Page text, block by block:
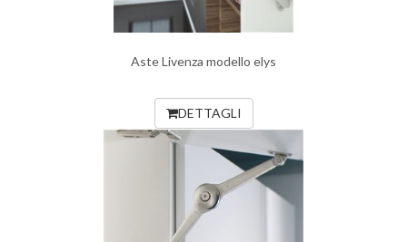
Aste Livenza modello elys
DETTAGLI